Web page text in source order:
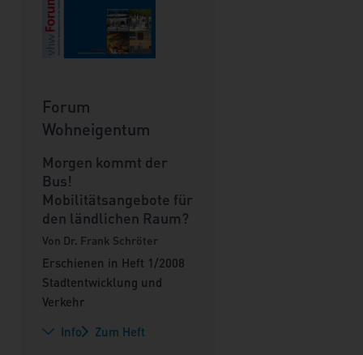
Forum
Wohneigentum
Morgen kommt der
Bus!
Mobilitätsangebote für
den ländlichen Raum?
Von Dr. Frank Schröter
Erschienen in Heft 1/2008
Stadtentwicklung und
Verkehr
Info
Zum Heft